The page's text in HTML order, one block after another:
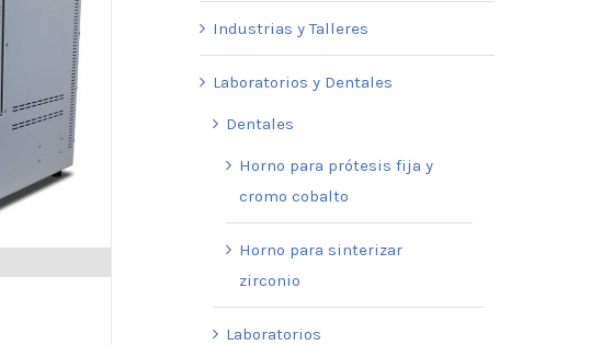
Industrias y Talleres
Laboratorios y Dentales
Dentales
Horno para prótesis fija y
cromo cobalto
Horno para sinterizar
zirconio
Laboratorios